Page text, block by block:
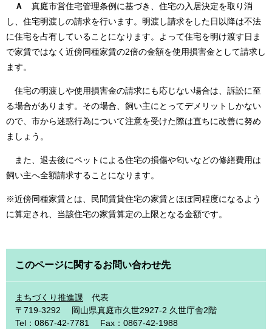
​Ａ 真庭市営住宅管理条例に基づき、住宅の入居決定を取り消
し、住宅明渡しの請求を行います。明渡し請求をした日以降は不法
に住宅を占有していることになります。よって住宅を明け渡す日ま
で家賃ではなく近傍同種家賃の2倍の金額を使用損害金として請求し
ます。
住宅の明渡しや使用損害金の請求にも応じない場合は、訴訟に至
る場合があります。その場合、飼い主にとってデメリットしかない
ので、市から迷惑行為について注意を受けた際は直ちに改善に努め
ましょう。
また、退去後にペットによる住宅の損傷や匂いなどの修繕費用は
飼い主へ全額請求することになります。
※近傍同種家賃とは、民間賃貸住宅の家賃とほぼ同程度になるよう
に算定され、当該住宅の家賃算定の上限となる金額です。
このページに関するお問い合わせ先
まちづくり推進課
代表
〒719-3292
岡山県真庭市久世2927-2 久世庁舎2階
Tel：0867-42-7781
Fax：0867-42-1988